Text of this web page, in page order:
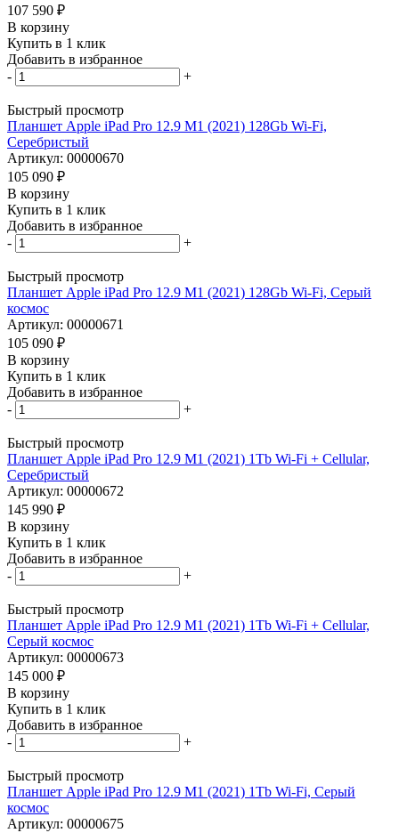
107 590 ₽
В корзину
Купить в 1 клик
Добавить в избранное
-
+
Быстрый просмотр
Планшет Apple iPad Pro 12.9 M1 (2021) 128Gb Wi-Fi,
Серебристый
Артикул: 00000670
105 090 ₽
В корзину
Купить в 1 клик
Добавить в избранное
-
+
Быстрый просмотр
Планшет Apple iPad Pro 12.9 M1 (2021) 128Gb Wi-Fi, Серый
космос
Артикул: 00000671
105 090 ₽
В корзину
Купить в 1 клик
Добавить в избранное
-
+
Быстрый просмотр
Планшет Apple iPad Pro 12.9 M1 (2021) 1Tb Wi-Fi + Cellular,
Серебристый
Артикул: 00000672
145 990 ₽
В корзину
Купить в 1 клик
Добавить в избранное
-
+
Быстрый просмотр
Планшет Apple iPad Pro 12.9 M1 (2021) 1Tb Wi-Fi + Cellular,
Серый космос
Артикул: 00000673
145 000 ₽
В корзину
Купить в 1 клик
Добавить в избранное
-
+
Быстрый просмотр
Планшет Apple iPad Pro 12.9 M1 (2021) 1Tb Wi-Fi, Серый
космос
Артикул: 00000675